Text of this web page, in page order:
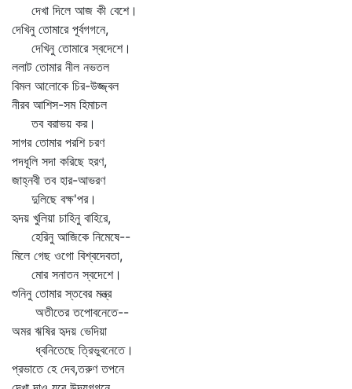
দেখা দিলে আজ কী বেশে।
দেখিনু তোমারে পূর্বগগনে,
দেখিনু তোমারে স্বদেশে।
ললাট তোমার নীল নভতল
বিমল আলোকে চির-উজ্জ্বল
নীরব আশিস-সম হিমাচল
তব বরাভয় কর।
সাগর তোমার পরশি চরণ
পদধূলি সদা করিছে হরণ,
জাহ্নবী তব হার-আভরণ
দুলিছে বক্ষ'পর।
হৃদয় খুলিয়া চাহিনু বাহিরে,
হেরিনু আজিকে নিমেষে--
মিলে গেছ ওগো বিশ্বদেবতা,
মোর সনাতন স্বদেশে।
শুনিনু তোমার স্তবের মন্ত্র
অতীতের তপোবনেতে--
অমর ঋষির হৃদয় ভেদিয়া
ধ্বনিতেছে ত্রিভুবনেতে।
প্রভাতে হে দেব,তরুণ তপনে